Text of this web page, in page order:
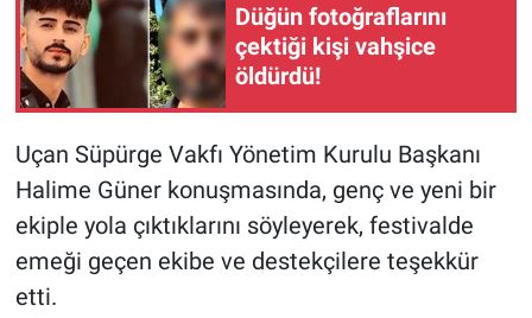
Düğün fotoğraflarını
çektiği kişi vahşice
öldürdü!
Uçan Süpürge Vakfı Yönetim Kurulu Başkanı
Halime Güner konuşmasında, genç ve yeni bir
ekiple yola çıktıklarını söyleyerek, festivalde
emeği geçen ekibe ve destekçilere teşekkür
etti.